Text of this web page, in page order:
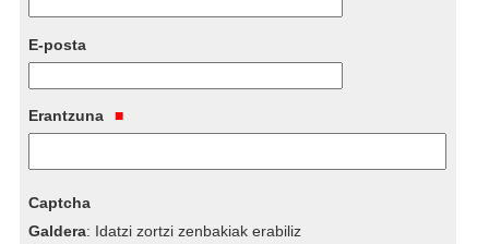
E-posta
Erantzuna
Captcha
Galdera: Idatzi zortzi zenbakiak erabiliz